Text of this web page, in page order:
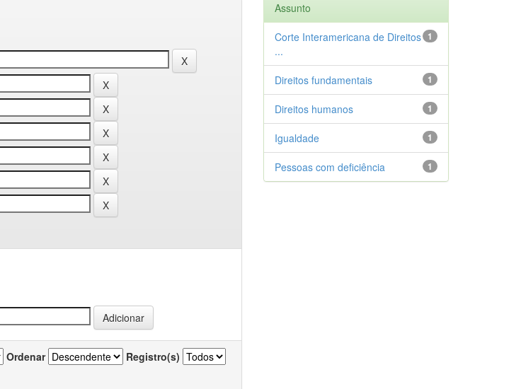
Ordenar Registro(s)
Assunto
1
Corte Interamericana de Direitos
...
1
Direitos fundamentais
1
Direitos humanos
1
Igualdade
1
Pessoas com deficiência